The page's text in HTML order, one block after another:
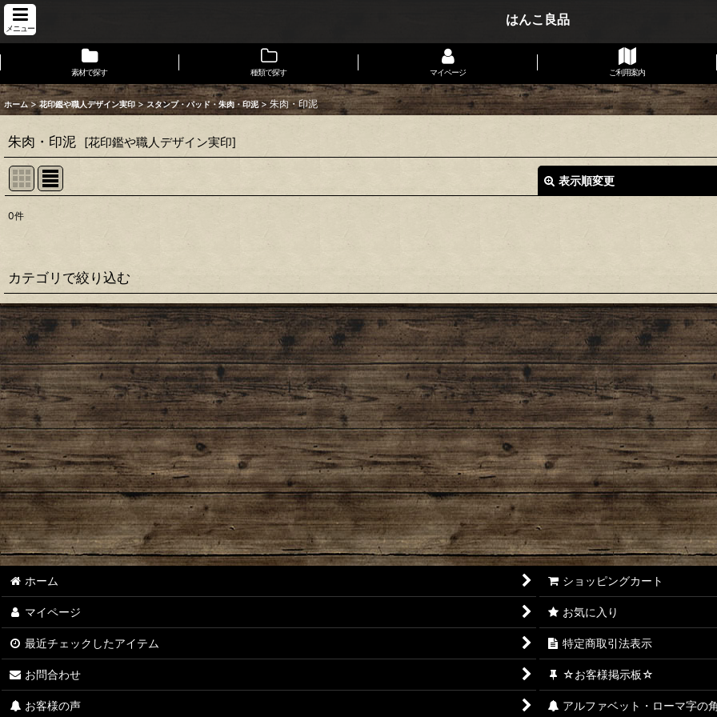
メニュー
はんこ良品
素材で探す 種類で探す マイページ ご利用案内
ホーム > 花印鑑や職人デザイン実印 > スタンプ・パッド・朱肉・印泥 > 朱肉・印泥
朱肉・印泥 [花印鑑や職人デザイン実印]
表示順変更
絞り込む
0件
カテゴリで絞り込む
スタンプ・パッド・朱肉・印泥 (全商品)
イラストスタンプ
スタンプパッド
補充インク
朱肉・印泥
ホーム ショッピングカート
マイページ お気に入り
最近チェックしたアイテム 特定商取引法表示
お問合わせ ☆お客様掲示板☆
お客様の声 アルファベット・ローマ字の